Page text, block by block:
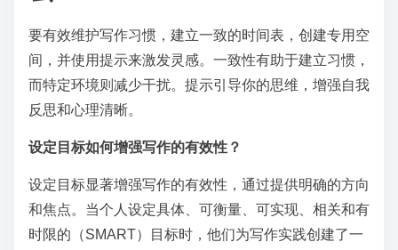
要有效维护写作习惯，建立一致的时间表，创建专用空
间，并使用提示来激发灵感。一致性有助于建立习惯，
而特定环境则减少干扰。提示引导你的思维，增强自我
反思和心理清晰。
设定目标如何增强写作的有效性？
设定目标显著增强写作的有效性，通过提供明确的方向
和焦点。当个人设定具体、可衡量、可实现、相关和有
时限的（SMART）目标时，他们为写作实践创建了一